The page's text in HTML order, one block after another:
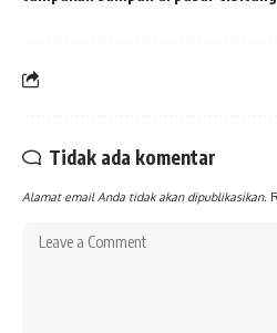
Tidak ada komentar
Alamat email Anda tidak akan dipublikasikan.